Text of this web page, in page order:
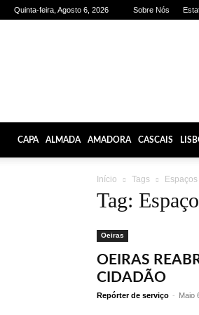
Quinta-feira, Agosto 6, 2026 Sobre Nós
CAPA ALMADA AMADORA CASCAIS
Início Tags
Tag:
Oeiras
OEIRAS
CIDADÃO
Repórter de serviço - Maio